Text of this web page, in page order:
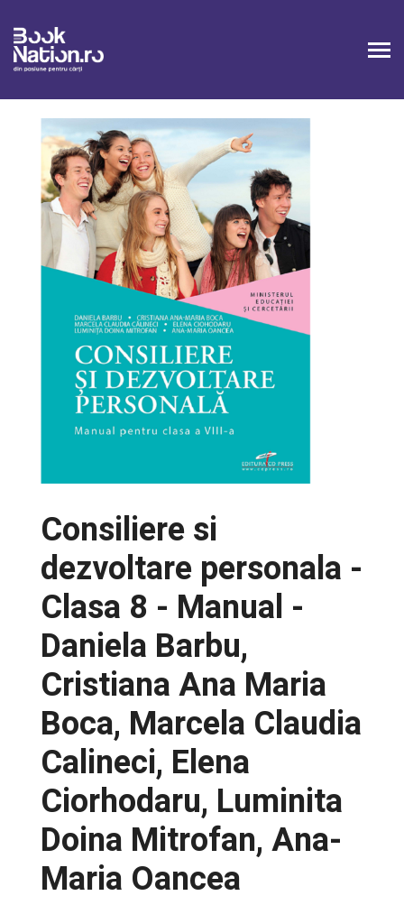
Consiliere si
dezvoltare personala -
Clasa 8 - Manual -
Daniela Barbu,
Cristiana Ana Maria
Boca, Marcela Claudia
Calineci, Elena
Ciorhodaru, Luminita
Doina Mitrofan, Ana-
Maria Oancea